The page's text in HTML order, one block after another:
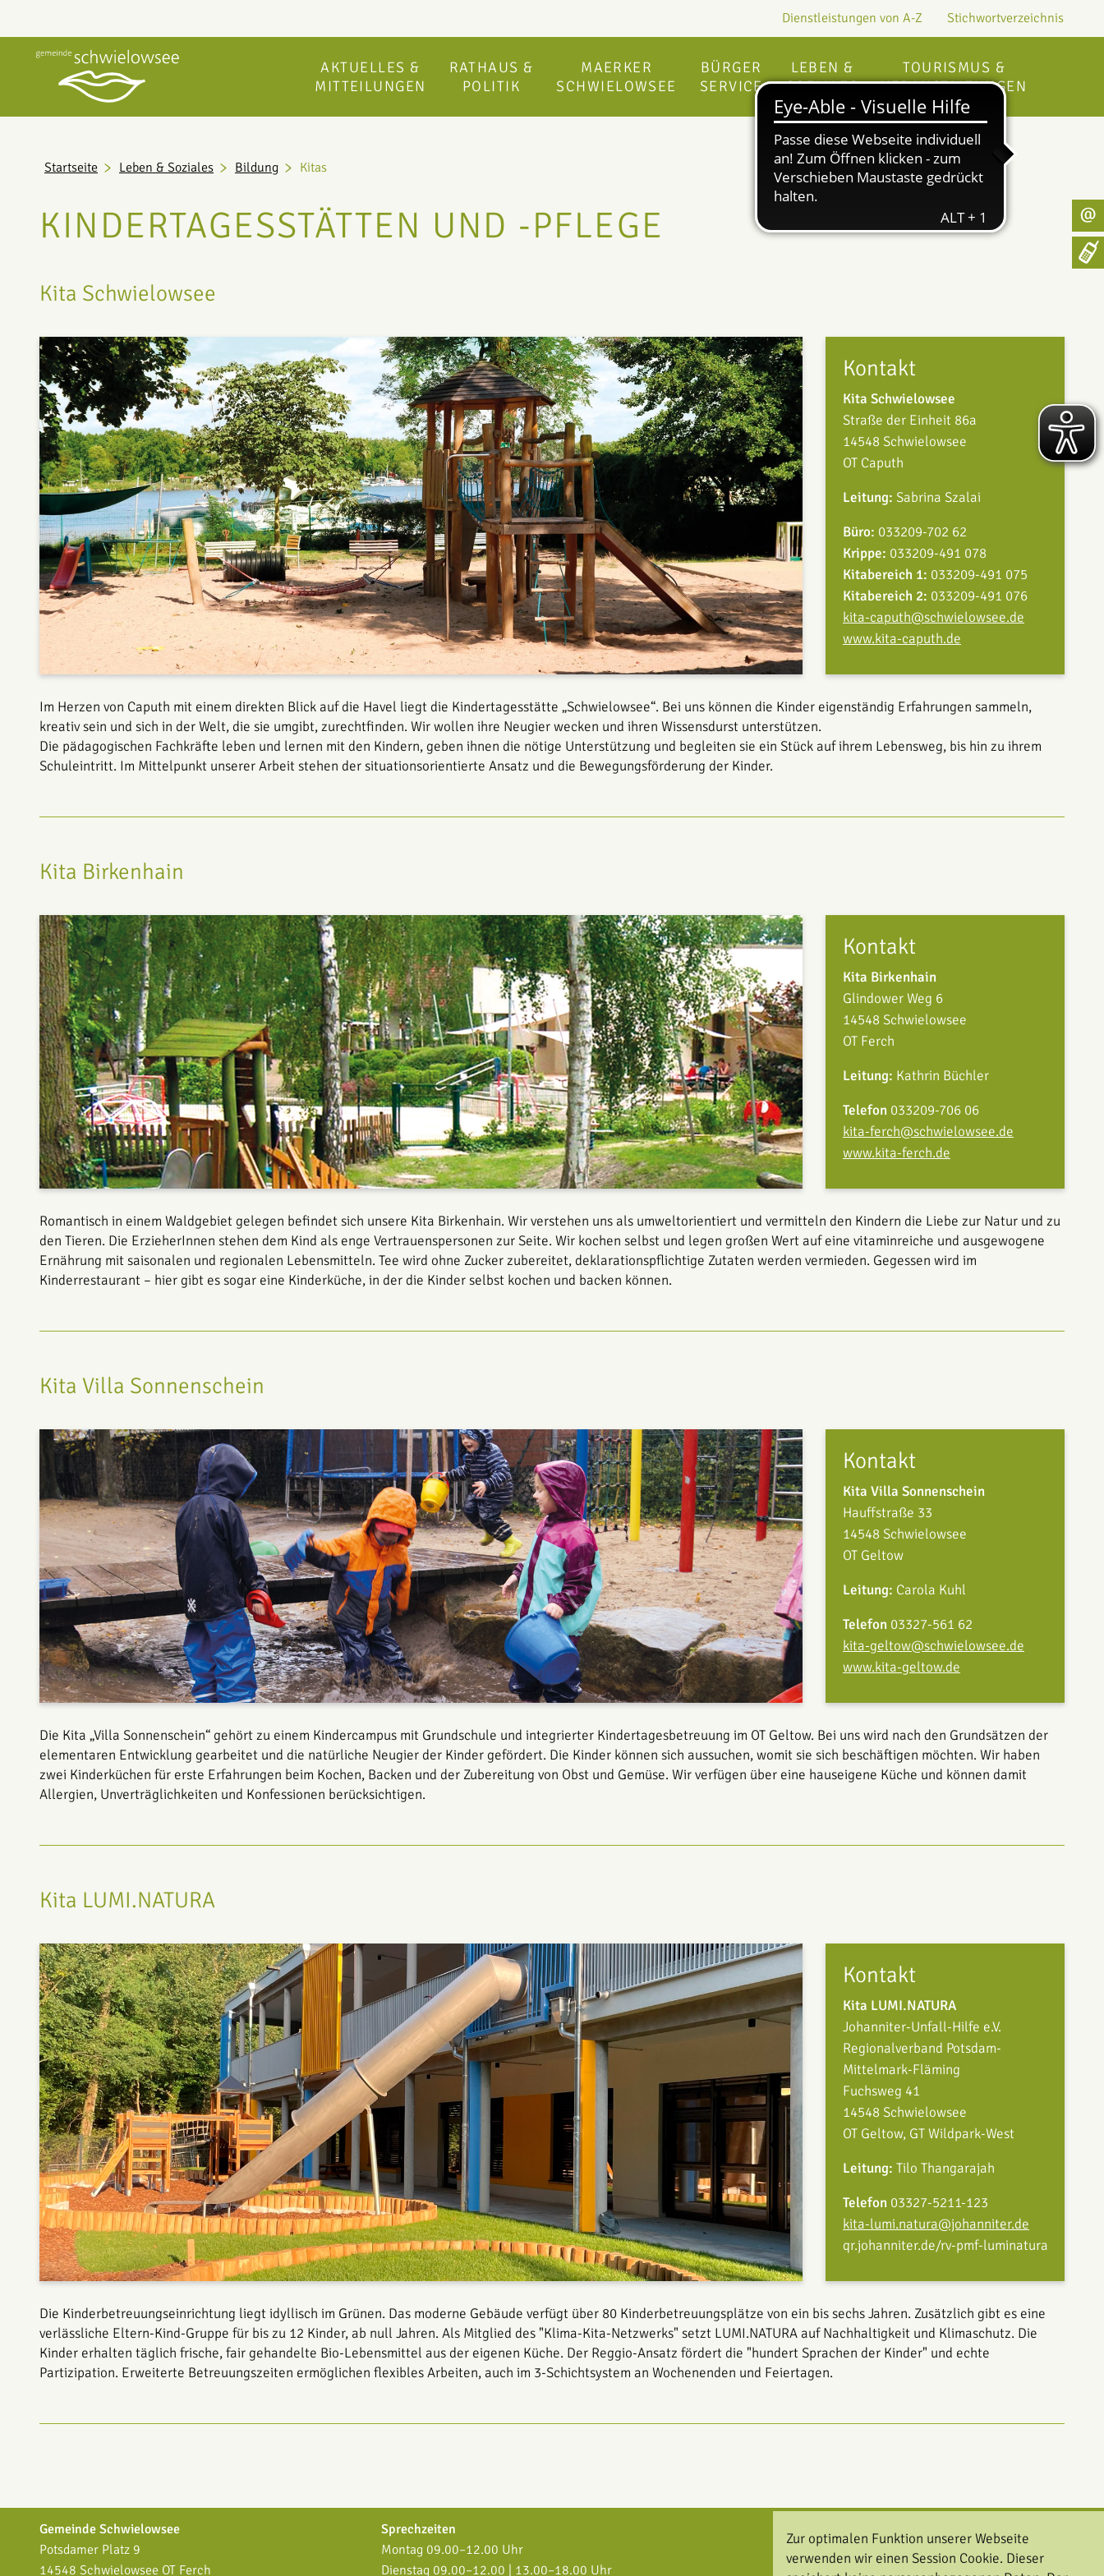
Zur optimalen Funktion unserer Webseite
verwenden wir einen Session Cookie. Dieser
Dienstleistungen von A-Z Stichwortverzeichnis
AKTUELLES &
MITTEILUNGEN
RATHAUS &
POLITIK
MAERKER
SCHWIELOWSEE
BÜRGER
SERVICE
LEBEN &
SOZIALES
TOURISMUS &
VERANSTALTUNGEN
Startseite Leben & Soziales Bildung Kitas
KINDERTAGESSTÄTTEN UND -PFLEGE
Kita Schwielowsee
Kontakt
Kita Schwielowsee
Straße der Einheit 86a
14548 Schwielowsee
OT Caputh
Leitung: Sabrina Szalai
Büro: 033209-702 62
Krippe: 033209-491 078
Kitabereich 1: 033209-491 075
Kitabereich 2: 033209-491 076
kita-caputh@schwielowsee.de
www.kita-caputh.de
Im Herzen von Caputh mit einem direkten Blick auf die Havel liegt die Kindertagesstätte „Schwielowsee“. Bei uns können die Kinder eigenständig Erfahrungen sammeln,
kreativ sein und sich in der Welt, die sie umgibt, zurechtfinden. Wir wollen ihre Neugier ­wecken und ihren Wissensdurst unterstützen.
Die pädagogischen Fachkräfte leben und lernen mit den Kindern, geben ihnen die nötige Unterstützung und begleiten sie ein Stück auf ihrem Lebensweg, bis hin zu ihrem
Schuleintritt. Im Mittelpunkt unserer Arbeit stehen der situationsorientierte Ansatz und die ­Bewegungsförderung der Kinder.
Kita Birkenhain
Kontakt
Kita Birkenhain
Glindower Weg 6
14548 Schwielowsee
OT Ferch
Leitung: Kathrin Büchler
Telefon 033209-706 06
kita-ferch@schwielowsee.de
www.kita-ferch.de
Romantisch in einem Waldgebiet gelegen befindet sich unsere Kita Birkenhain. Wir verstehen uns als umweltorientiert und vermitteln den Kindern die Liebe zur Natur und zu
den Tieren. Die ErzieherInnen stehen dem Kind als enge Vertrauenspersonen zur Seite. Wir kochen selbst und legen großen Wert auf eine vitaminreiche und ausgewogene
Ernährung mit saisonalen und regionalen Lebensmitteln. Tee wird ohne Zucker zubereitet, deklarationspflichtige Zutaten werden vermieden. Gegessen wird im
Kinderrestaurant – hier gibt es sogar eine Kinderküche, in der die Kinder selbst kochen und backen können.
Kita Villa Sonnenschein
Kontakt
Kita Villa Sonnenschein
Hauffstraße 33
14548 Schwielowsee
OT Geltow
Leitung: Carola Kuhl
Telefon 03327-561 62
kita-geltow@schwielowsee.de
www.kita-geltow.de
Die Kita „Villa Sonnenschein“ gehört zu einem Kindercampus mit Grundschule und integrierter Kindertagesbetreuung im OT Geltow. Bei uns wird nach den Grundsätzen der
elementaren Entwicklung gearbeitet und die natürliche ­Neugier der Kinder gefördert. Die Kinder können sich aussuchen, womit sie sich beschäftigen möchten. Wir haben
zwei Kinderküchen für erste ­Erfahrungen beim Kochen, Backen und der Zubereitung von Obst und ­Gemüse. Wir verfügen über eine hauseigene Küche und können damit
Allergien, Unverträglichkeiten und Konfessionen berücksichtigen.
Kita LUMI.NATURA
Kontakt
Kita LUMI.NATURA
Johanniter-Unfall-Hilfe e.V.
Regionalverband Potsdam-
Mittelmark-Fläming
Fuchsweg 41
14548 Schwielowsee
OT Geltow, GT Wildpark-West
Leitung: Tilo Thangarajah
Telefon 03327-5211-123
kita-lumi.natura@johanniter.de
qr.johanniter.de/rv-pmf-luminatura
Die Kinderbetreuungseinrichtung liegt idyllisch im Grünen. Das moderne Gebäude verfügt über 80 Kinderbetreuungsplätze von ein bis sechs Jahren. Zusätzlich gibt es eine
verlässliche Eltern-Kind-Gruppe für bis zu 12 Kinder, ab null Jahren. Als Mitglied des "Klima-Kita-Netzwerks" setzt LUMI.NATURA auf Nachhaltigkeit und Klimaschutz. Die
Kinder erhalten täglich frische, fair gehandelte Bio-Lebensmittel aus der eigenen Küche. Der Reggio-Ansatz fördert die "hundert Sprachen der Kinder" und echte
Partizipation. Erweiterte Betreuungszeiten ermöglichen flexibles Arbeiten, auch im 3-Schichtsystem an Wochenenden und Feiertagen.
Gemeinde Schwielowsee
Potsdamer Platz 9
14548 Schwielowsee OT Ferch
Sprechzeiten
Montag 09.00–12.00 Uhr
Dienstag 09.00–12.00 | 13.00–18.00 Uhr